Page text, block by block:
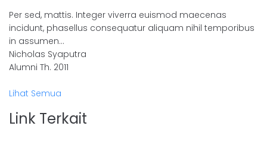
Per sed, mattis. Integer viverra euismod maecenas
incidunt, phasellus consequatur aliquam nihil temporibus
in assumen…
Nicholas Syaputra
Alumni Th. 2011
Lihat Semua
Link Terkait